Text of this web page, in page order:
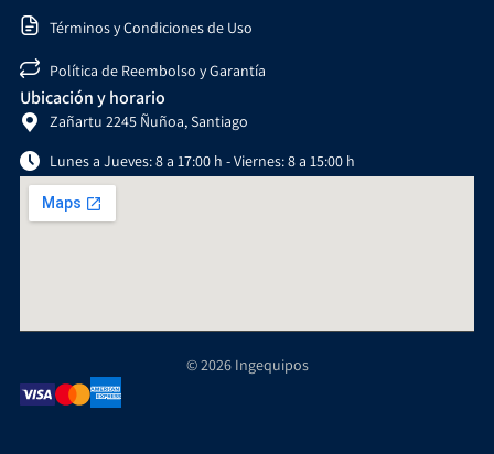
Términos y Condiciones de Uso
Política de Reembolso y Garantía
Ubicación y horario
Zañartu 2245 Ñuñoa, Santiago
Lunes a Jueves: 8 a 17:00 h - Viernes: 8 a 15:00 h
© 2026 Ingequipos